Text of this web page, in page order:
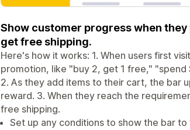
Show customer progress when
get free shipping.
Here's how it works: 1. When users first
promotion, like "buy 2, get 1 free,"
2. As they add items to their cart, the bar
reward. 3. When they reach the
free shipping.
Set up any conditions to show the bar